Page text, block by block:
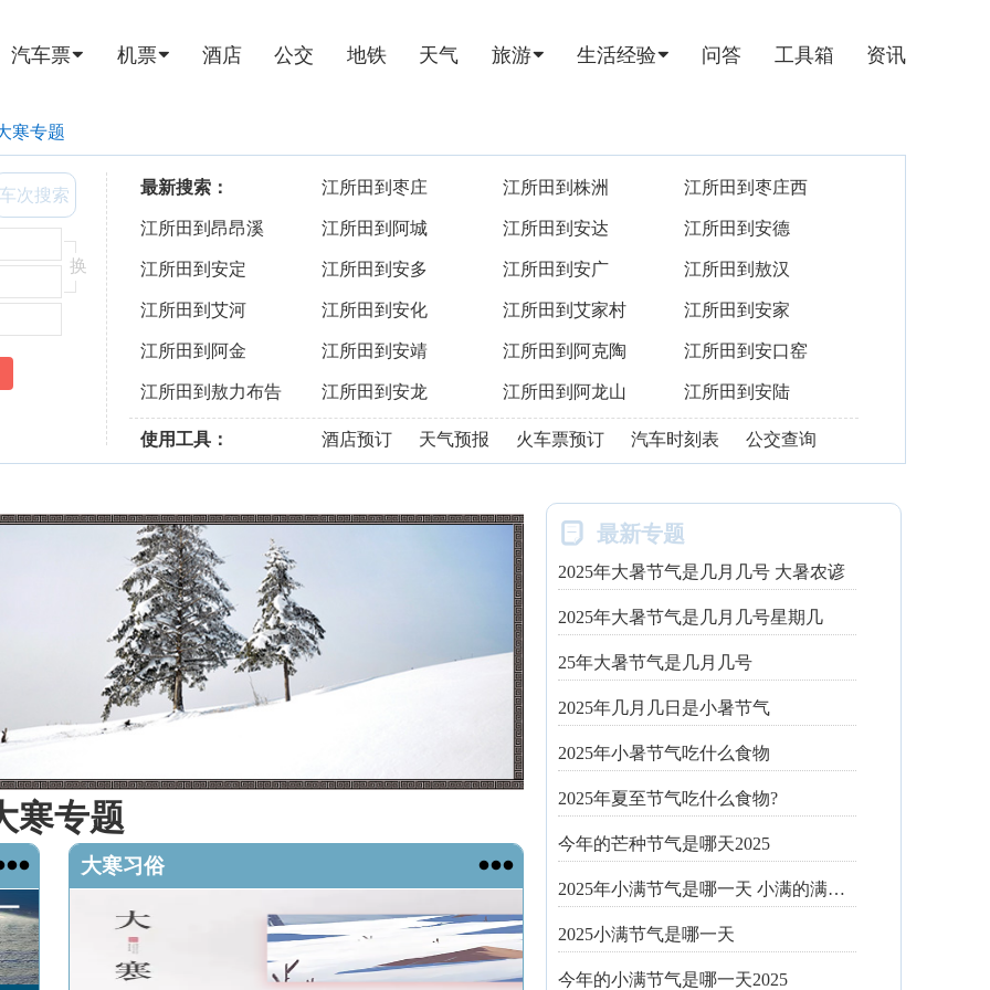
汽车票 机票 酒店 公交 地铁 天气 旅游 生活经验 问答 工具箱 资讯
寒专题
车次搜索
换
最新搜索： 江所田到枣庄 江所田到株洲 江所田到枣庄西
江所田到昂昂溪 江所田到阿城 江所田到安达 江所田到安德
江所田到安定 江所田到安多 江所田到安广 江所田到敖汉
江所田到艾河 江所田到安化 江所田到艾家村 江所田到安家
江所田到阿金 江所田到安靖 江所田到阿克陶 江所田到安口窑
江所田到敖力布告 江所田到安龙 江所田到阿龙山 江所田到安陆
使用工具： 酒店预订 天气预报 火车票预订 汽车时刻表 公交查询
寒专题
大寒习俗 
 最新专题
2025年大暑节气是几月几号 大暑农谚
2025年大暑节气是几月几号星期几
25年大暑节气是几月几号
2025年几月几日是小暑节气
2025年小暑节气吃什么食物
2025年夏至节气吃什么食物?
今年的芒种节气是哪天2025
2025年小满节气是哪一天 小满的满是什么意思
2025小满节气是哪一天
今年的小满节气是哪一天2025